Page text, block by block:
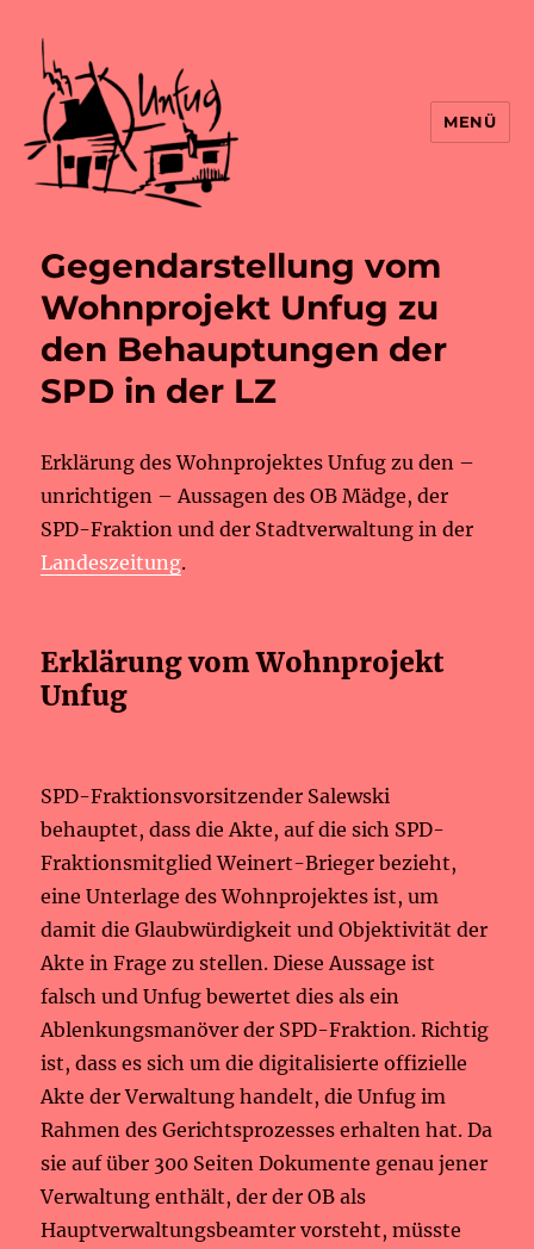
MENÜ
Gegendarstellung vom
Wohnprojekt Unfug zu
den Behauptungen der
SPD in der LZ
Erklärung des Wohnprojektes Unfug zu den –
unrichtigen – Aussagen des OB Mädge, der
SPD-Fraktion und der Stadtverwaltung in der
Landeszeitung.
Erklärung vom Wohnprojekt
Unfug
SPD-Fraktionsvorsitzender Salewski
behauptet, dass die Akte, auf die sich SPD-
Fraktionsmitglied Weinert-Brieger bezieht,
eine Unterlage des Wohnprojektes ist, um
damit die Glaubwürdigkeit und Objektivität der
Akte in Frage zu stellen. Diese Aussage ist
falsch und Unfug bewertet dies als ein
Ablenkungsmanöver der SPD-Fraktion. Richtig
ist, dass es sich um die digitalisierte offizielle
Akte der Verwaltung handelt, die Unfug im
Rahmen des Gerichtsprozesses erhalten hat. Da
sie auf über 300 Seiten Dokumente genau jener
Verwaltung enthält, der der OB als
Hauptverwaltungsbeamter vorsteht, müsste